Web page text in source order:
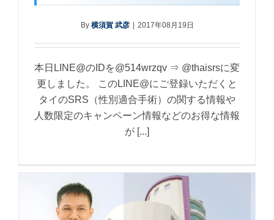
By 横須賀 武彦 | 2017年08月19日
本日LINE@のIDを@514wrzqv ⇒ @thaisrsに変
更しました。 このLINE@にご登録いただくと
タイのSRS（性別適合手術）の関する情報や
人数限定のキャンペーン情報などのお得な情報
が [...]